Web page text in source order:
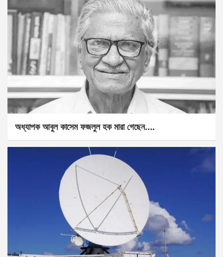
অধ্যাপক আবুল কাসেম ফজলুল হক মারা গেছেন….